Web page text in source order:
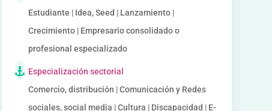
Estudiante | Idea, Seed | Lanzamiento |
Crecimiento | Empresario consolidado o
profesional especializado
Especialización sectorial
Comercio, distribución | Comunicación y Redes
sociales, social media | Cultura | Discapacidad | E-